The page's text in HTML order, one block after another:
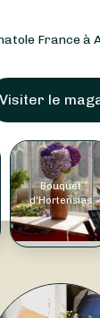
France à
Visiter le
Bouquet
d'Hortensias